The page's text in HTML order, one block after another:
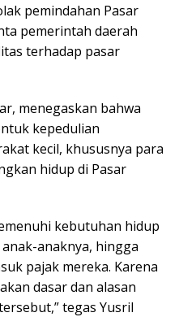
pemindahan Pasar
pemerintah daerah
terhadap pasar
menegaskan bahwa
kepedulian
kecil, khususnya para
hidup di Pasar
kebutuhan hidup
anaknya, hingga
pajak mereka. Karena
dasar dan alasan
tegas Yusril